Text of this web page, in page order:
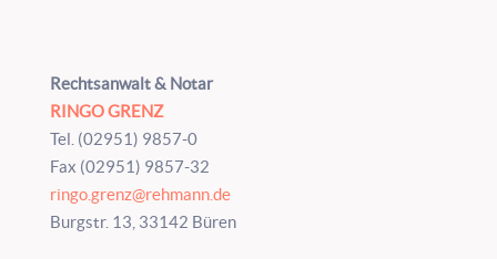
Rechtsanwalt & Notar
RINGO GRENZ
Tel. (02951) 9857-0
Fax (02951) 9857-32
ringo.grenz@rehmann.de
Burgstr. 13, 33142 Büren